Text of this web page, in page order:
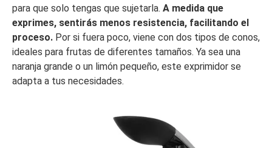
para que solo tengas que sujetarla. A medida que
exprimes, sentirás menos resistencia, facilitando el
proceso. Por si fuera poco, viene con dos tipos de conos,
ideales para frutas de diferentes tamaños. Ya sea una
naranja grande o un limón pequeño, este exprimidor se
adapta a tus necesidades.